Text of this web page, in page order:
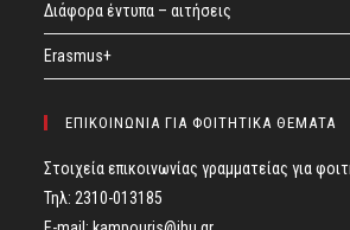
Διάφορα έντυπα – αιτήσεις
Erasmus+
ΕΠΙΚΟΙΝΩΝΙΑ ΓΙΑ ΦΟΙΤΗΤΙΚΑ ΘΕΜΑΤΑ
Στοιχεία επικοινωνίας γραμματείας για
Τηλ: 2310-013185